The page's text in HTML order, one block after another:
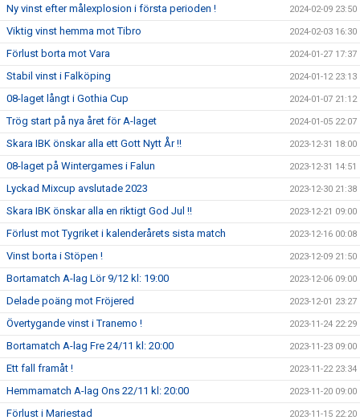
Ny vinst efter målexplosion i första perioden ! 2024-02-09 23:50
Viktig vinst hemma mot Tibro 2024-02-03 16:30
Förlust borta mot Vara 2024-01-27 17:37
Stabil vinst i Falköping 2024-01-12 23:13
08-laget långt i Gothia Cup 2024-01-07 21:12
Trög start på nya året för A-laget 2024-01-05 22:07
Skara IBK önskar alla ett Gott Nytt År !! 2023-12-31 18:00
08-laget på Wintergames i Falun 2023-12-31 14:51
Lyckad Mixcup avslutade 2023 2023-12-30 21:38
Skara IBK önskar alla en riktigt God Jul !! 2023-12-21 09:00
Förlust mot Tygriket i kalenderårets sista match 2023-12-16 00:08
Vinst borta i Stöpen ! 2023-12-09 21:50
Bortamatch A-lag Lör 9/12 kl: 19:00 2023-12-06 09:00
Delade poäng mot Fröjered 2023-12-01 23:27
Övertygande vinst i Tranemo ! 2023-11-24 22:29
Bortamatch A-lag Fre 24/11 kl: 20:00 2023-11-23 09:00
Ett fall framåt ! 2023-11-22 23:34
Hemmamatch A-lag Ons 22/11 kl: 20:00 2023-11-20 09:00
Förlust i Mariestad 2023-11-15 22:20